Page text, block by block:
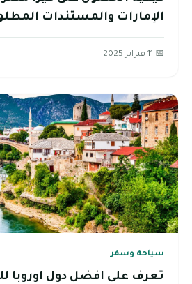
الإمارات والمستندات
📅 11 فبراير 2025
سياحة وسفر
تعرف على افضل دول اوروبا